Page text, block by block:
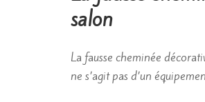
salon
La fausse cheminée
ne s’agit pas d’un